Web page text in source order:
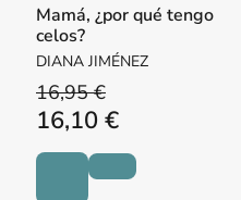
Mamá, ¿por qué tengo
celos?
DIANA JIMÉNEZ
16,95 €
16,10 €